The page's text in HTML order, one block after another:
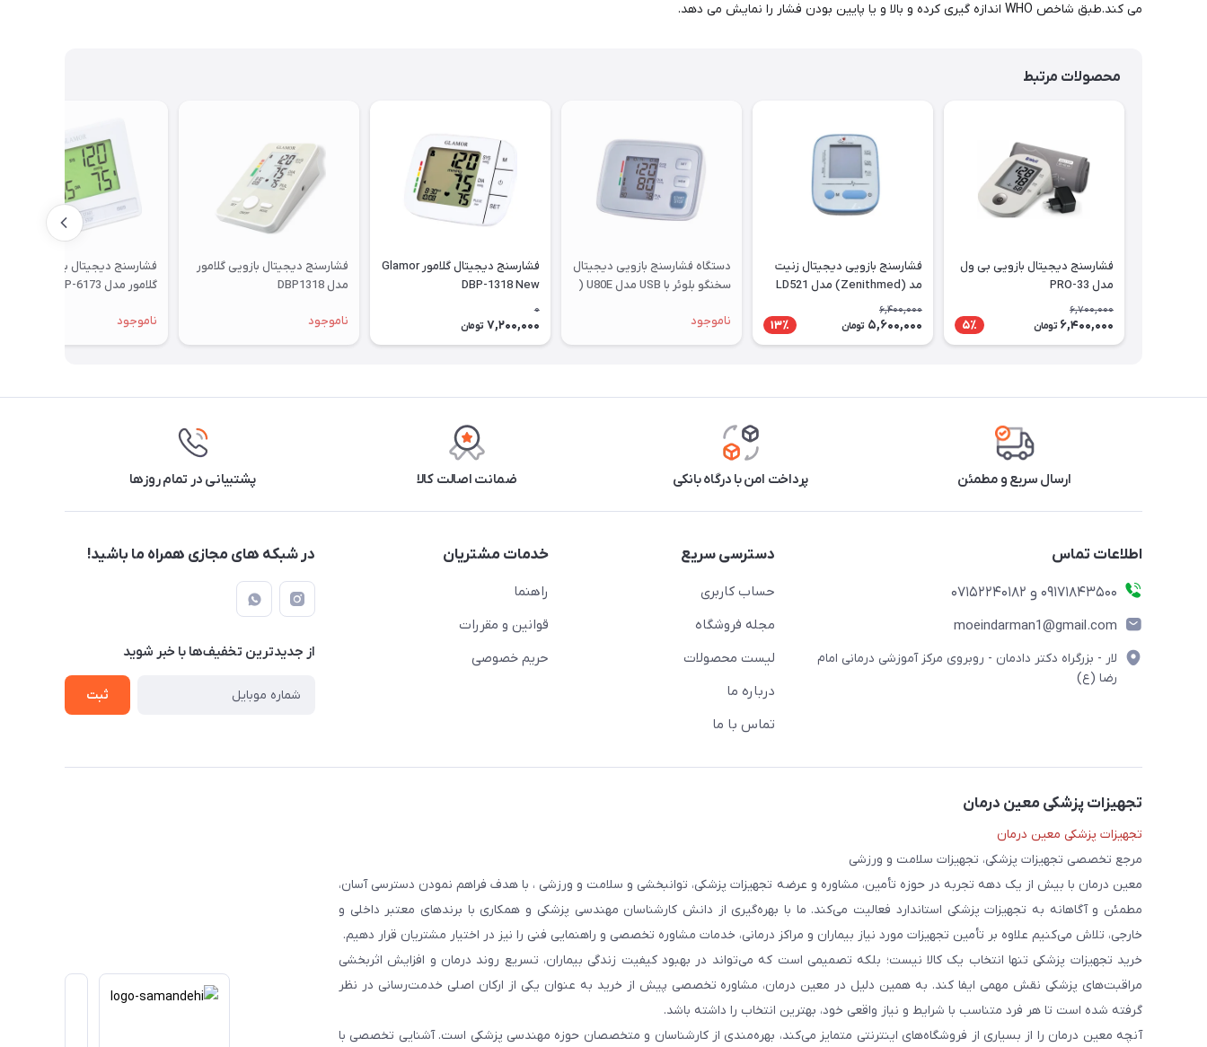
می کند.طبق شاخص WHO اندازه گیری کرده و بالا و یا پایین بودن فشار را نمایش می دهد.
محصولات مرتبط
فشارسنج دیجیتال بازویی بی ول
مدل PRO-33
6,700,000
6,400,000 تومان 5٪
فشارسنج بازویی دیجیتال زنیت
مد (Zenithmed) مدل LD521
6,400,000
5,600,000 تومان 13٪
دستگاه فشارسنج بازویی دیجیتال
سخنگو بلوئر با USB مدل U80E (
ناموجود
فشارسنج دیجیتال گلامور Glamor
DBP-1318 New
0
7,200,000 تومان
فشارسنج دیجیتال بازویی گلامور
مدل DBP1318
ناموجود
فشارسنج دیجیتال بازویی سخنگو
گلامور مدل DBP-6173
ناموجود
ارسال سریع و مطمئن پرداخت امن با درگاه بانکی ضمانت اصالت کالا پشتیبانی در تمام روزها
اطلاعات تماس
09171843500 و 07152240182
moeindarman1@gmail.com
لار - بزرگراه دکتر دادمان - روبروی مرکز آموزشی درمانی امام
رضا (ع)
دسترسی سریع
حساب کاربری
مجله فروشگاه
لیست محصولات
درباره ما
تماس با ما
خدمات مشتریان
راهنما
قوانین و مقررات
حریم خصوصی
در شبکه های مجازی همراه ما باشید!
از جدید‌ترین تخفیف‌ها با‌ خبر شوید
ثبت
تجهیزات پزشکی معین درمان
تجهیزات پزشکی معین درمان
مرجع تخصصی تجهیزات پزشکی، تجهیزات سلامت و ورزشی
معین درمان با بیش از یک دهه تجربه در حوزه تأمین، مشاوره و عرضه تجهیزات پزشکی، توانبخشی و سلامت و ورزشی ، با هدف فراهم نمودن دسترسی آسان،
مطمئن و آگاهانه به تجهیزات پزشکی استاندارد فعالیت می‌کند. ما با بهره‌گیری از دانش کارشناسان مهندسی پزشکی و همکاری با برندهای معتبر داخلی و
خارجی، تلاش می‌کنیم علاوه بر تأمین تجهیزات مورد نیاز بیماران و مراکز درمانی، خدمات مشاوره تخصصی و راهنمایی فنی را نیز در اختیار مشتریان قرار دهیم.
خرید تجهیزات پزشکی تنها انتخاب یک کالا نیست؛ بلکه تصمیمی است که می‌تواند در بهبود کیفیت زندگی بیماران، تسریع روند درمان و افزایش اثربخشی
مراقبت‌های پزشکی نقش مهمی ایفا کند. به همین دلیل در معین درمان، مشاوره تخصصی پیش از خرید به عنوان یکی از ارکان اصلی خدمت‌رسانی در نظر
گرفته شده است تا هر فرد متناسب با شرایط و نیاز واقعی خود، بهترین انتخاب را داشته باشد.
آنچه معین درمان را از بسیاری از فروشگاه‌های اینترنتی متمایز می‌کند، بهره‌مندی از کارشناسان و متخصصان حوزه مهندسی پزشکی است. آشنایی تخصصی با